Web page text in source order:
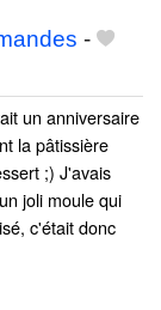
-
un anniversaire
la pâtissière
;) J'avais
joli moule qui
c'était donc